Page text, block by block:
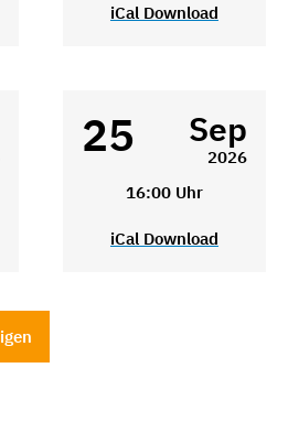
iCal Download
25 Sep
2026
16:00 Uhr
iCal Download